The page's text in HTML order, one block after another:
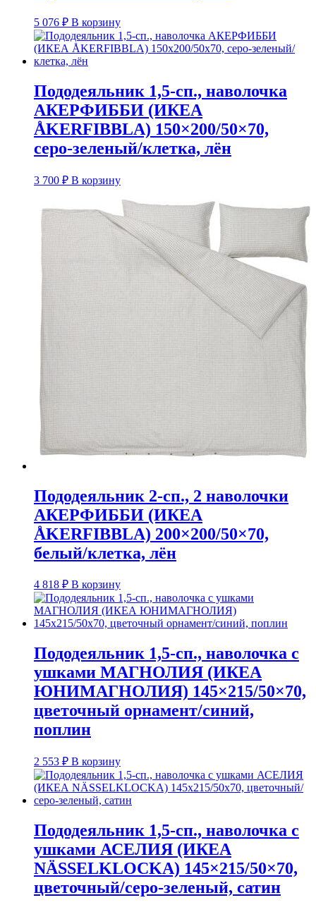
5 076 ₽ В корзину
Пододеяльник 1,5-сп., наволочка
АКЕРФИББИ (ИКЕА
ÅKERFIBBLA) 150×200/50×70,
серо-зеленый/клетка, лён
3 700 ₽ В корзину
Пододеяльник 2-сп., 2 наволочки
АКЕРФИББИ (ИКЕА
ÅKERFIBBLA) 200×200/50×70,
белый/клетка, лён
4 818 ₽ В корзину
Пододеяльник 1,5-сп., наволочка с
ушками МАГНОЛИЯ (ИКЕА
ЮНИМАГНОЛИЯ) 145×215/50×70,
цветочный орнамент/синий,
поплин
2 553 ₽ В корзину
Пододеяльник 1,5-сп., наволочка с
ушками АСЕЛИЯ (ИКЕА
NÄSSELKLOCKA) 145×215/50×70,
цветочный/серо-зеленый, сатин